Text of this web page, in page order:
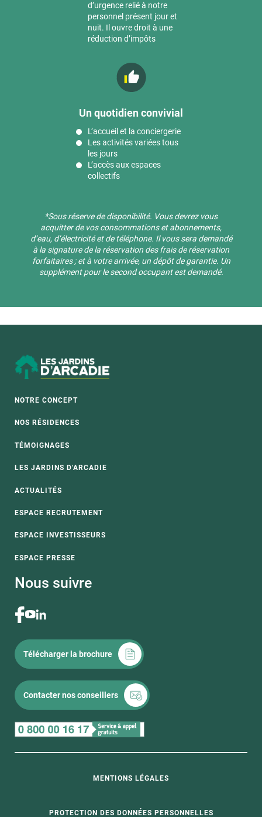
d’urgence relié à notre
personnel présent jour et
nuit. Il ouvre droit à une
réduction d’impôts
Un quotidien convivial
L’accueil et la conciergerie
Les activités variées tous
les jours
L’accès aux espaces
collectifs
*Sous réserve de disponibilité. Vous devrez vous
acquitter de vos consommations et abonnements,
d’eau, d’électricité et de téléphone. Il vous sera demandé
à la signature de la réservation des frais de réservation
forfaitaires ; et à votre arrivée, un dépôt de garantie. Un
supplément pour le second occupant est demandé.
NOTRE CONCEPT
NOS RÉSIDENCES
TÉMOIGNAGES
LES JARDINS D'ARCADIE
ACTUALITÉS
ESPACE RECRUTEMENT
ESPACE INVESTISSEURS
ESPACE PRESSE
Nous suivre
Télécharger la brochure
Contacter nos conseillers
MENTIONS LÉGALES
PROTECTION DES DONNÉES PERSONNELLES